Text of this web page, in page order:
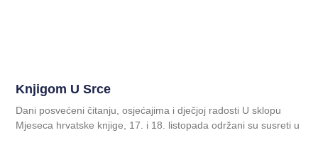
Knjigom U Srce
Dani posvećeni čitanju, osjećajima i dječjoj radosti U sklopu
Mjeseca hrvatske knjige, 17. i 18. listopada održani su susreti u